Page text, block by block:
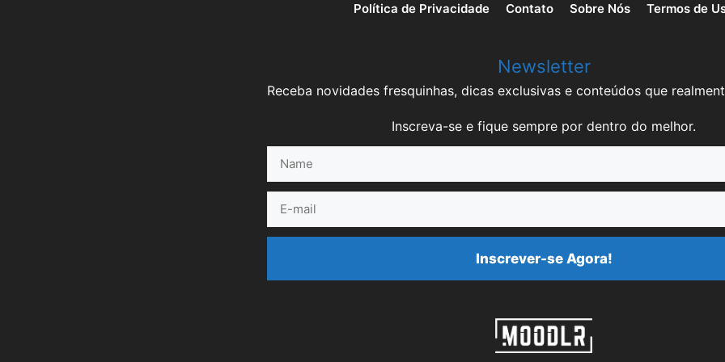
Política de Privacidade Contato Sobre Nós Termos de
Newsletter
Receba novidades fresquinhas, dicas exclusivas e conteúdos que
Inscreva-se e fique sempre por dentro do melhor.
mail
Inscrever-se Agora!